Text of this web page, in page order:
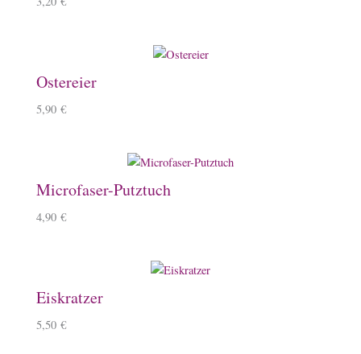
Ostereier
5,90 €
Microfaser-Putztuch
4,90 €
Eiskratzer
5,50 €